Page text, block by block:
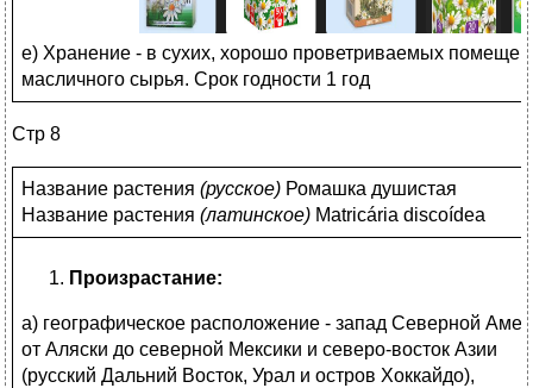
е) Хранение - в сухих, хорошо проветриваемых
масличного сырья. Срок годности 1 год
Стр 8
Название растения (русское) Ромашка душистая
Название растения (латинское) Matricária discoídea
Произрастание:
а) географическое расположение - запад Северной
от Аляски до северной Мексики и северо-восток Азии
(русский Дальний Восток, Урал и остров Хоккайдо),